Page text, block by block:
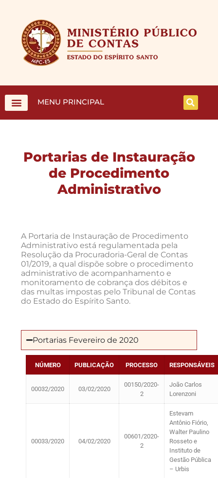
MENU PRINCIPAL
Portarias de Instauração
de Procedimento
Administrativo
A Portaria de Instauração de Procedimento
Administrativo está regulamentada pela
Resolução da Procuradoria-Geral de Contas
01/2019, a qual dispõe sobre o procedimento
administrativo de acompanhamento e
monitoramento de cobrança dos débitos e
das multas impostas pelo Tribunal de Contas
do Estado do Espírito Santo.
Portarias Fevereiro de 2020
NÚMERO PUBLICAÇÃO PROCESSO RESPONSÁVEIS
00032/2020 03/02/2020
00150/2020-
2
João Carlos
Lorenzoni
00033/2020 04/02/2020
00601/2020-
2
Estevam
Antônio Fiório,
Walter Paulino
Rosseto e
Instituto de
Gestão Pública
– Urbis